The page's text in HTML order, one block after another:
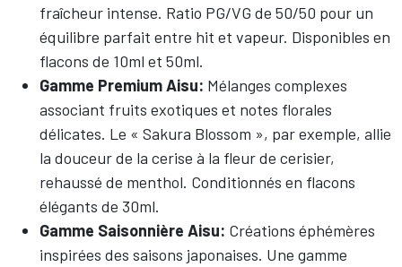
fraîcheur intense. Ratio PG/VG de 50/50 pour un
équilibre parfait entre hit et vapeur. Disponibles en
flacons de 10ml et 50ml.
Gamme Premium Aisu: Mélanges complexes
associant fruits exotiques et notes florales
délicates. Le « Sakura Blossom », par exemple, allie
la douceur de la cerise à la fleur de cerisier,
rehaussé de menthol. Conditionnés en flacons
élégants de 30ml.
Gamme Saisonnière Aisu: Créations éphémères
inspirées des saisons japonaises. Une gamme